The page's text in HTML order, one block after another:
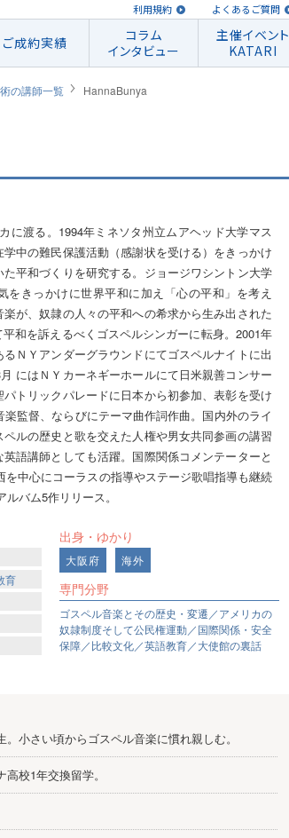
利用規約 よくあるご質問
ご成約実績
コラム
インタビュー
主催イベント
KATARI
の講師一覧 HannaBunya
に渡る。1994年ミネソタ州立ムアヘッド大学マス
中の難民保護活動（感謝状を受ける）をきっかけ
平和づくりを研究する。ジョージワシントン大学
をきっかけに世界平和に加え「心の平和」を考え
が、奴隷の人々の平和への希求から生み出された
和を訴えるべくゴスペルシンガーに転身。2001年
ＮＹアンダーグラウンドにてゴスペルナイトに出
にはＮＹカーネギーホールにて日米親善コンサー
トリックパレードに日本から初参加、表彰を受け
監督、ならびにテーマ曲作詞作曲。国内外のライ
ルの歴史と歌を交えた人権や男女共同参画の講習
語講師としても活躍。国際関係コメンテーターと
を中心にコーラスの指導やステージ歌唱指導も継続
バム5作リリース。
育
出身・ゆかり
大阪府 海外
専門分野
ゴスペル音楽とその歴史・変遷／アメリカの
奴隷制度そして公民権運動／国際関係・安全
保障／比較文化／英語教育／大使館の裏話
小さい頃からゴスペル音楽に慣れ親しむ。
校1年交換留学。